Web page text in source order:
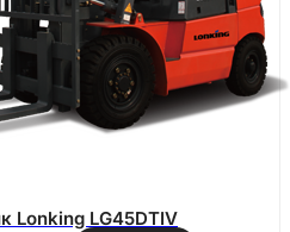
Lonking LG45DTIV